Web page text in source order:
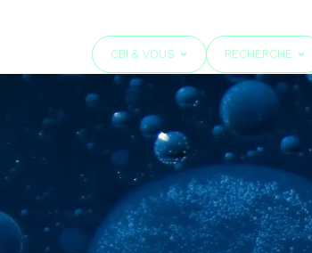
CBI & VOUS RECHERCHE